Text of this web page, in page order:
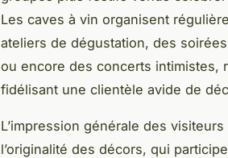
Les caves à vin organisent
ateliers de dégustation, des
ou encore des concerts intimistes,
fidélisant une clientèle avide de
L’impression générale des
l’originalité des décors, qui